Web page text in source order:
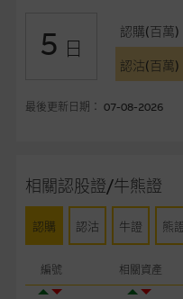
5 日
認購(百萬)
認沽(百萬)
最後更新日期： 07-08-2026
相關認股證/牛熊證
認購 認沽 牛證 熊
編號 相關資產
錯誤、失實、遺漏、或任何
或損毀，亦一概不會承擔責
無法收回部份或全部應收款
表現並不反映未來表現。產
股份有限公司可能是唯一報
www.warrants.com.hk之
自行評估箇中風險。如有
備有強制贖回機制可能被提